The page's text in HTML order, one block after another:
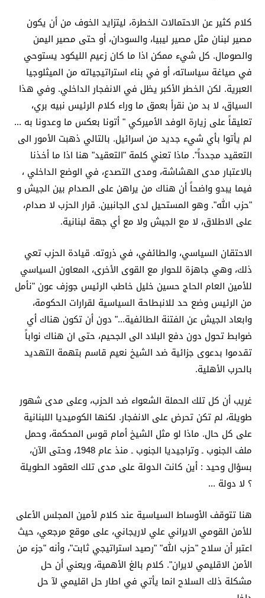
كلام كثير عن الاحتمالات الخطرة، ليتزايد الخوف من أن يكون
مصير لبنان مثل مصير ليبيا، والسودان، أو حتى مصير اليمن
والصومال. كل شيء ممكن اذا ما كان زعيم الليكود يستوحي
في صياغة سياساته، أو في بناء استراتيجياته من الميثلوجيا
العبرية. لكن الخطر الأكبر يظل في الانفجار الداخلي. وفي هذا
السياق، لا بد من نقرأ بعمق ما وراء كلام الرئيس نبيه بري،
تعليقاً على زيارة الوفد الأميركي " أتونا بعكس ما وعدونا به ...
لم يأتوا بأي شيء جديد من اسرائيل. بالتالي ذهبت الأمور الى
التعقيد مجدداً". ماذا تعني كلمة "التعقيد" هنا اذا ما أخذنا
بالاعتبار مدى الهشاشة، ومدى التصدع، في الوضع الداخلي ،
فيما يبدو واضحاً أن هناك من يراهن على الصدام بين الجيش و
"حزب الله". وهو المستحيل لدى الجانبين. قرار الحزب لا صدام،
على الاطلاق، لا مع الجيش ولا مع أي جهة لبنانية.
الاحتقان السياسي، والطائفي، في ذروته. قيادة الحزب تعي
ذلك، وهي جاهزة للحوار مع القوى الأخرى، المعاون السياسي
للأمين العام الحاج حسين خليل خاطب الرئيس جوزف عون "نأمل
من الرئيس وضع حد للانبطاحة السياسية لقرارات الحكومة،
وابعاد الجيش عن الفتنة الطائفية..." دون أن تكون هناك أي
ضوابط تحول دون دفع البلاد الى الجحيم، حتى ان هناك نواباً
تقدموا بدعوى جزائية ضد الشيخ نعيم قاسم بتهمة التهديد
بالحرب الأهلية.
غريب أن كل تلك الحملة الشعواء ضد الحزب، وعلى مدى شهور
طويلة، لم تكن تحرض على الانفجار. لكنها الكوميديا اللبنانية
على كل حال. ماذا لو مثل الشيخ أمام قوس المحكمة، وحمل
ملف الجنوب ـ وتراجيديا الجنوب ـ منذ عام 1948، وحتى الآن،
بسؤال وحيد : أين كانت الدولة على مدى تلك العقود الطويلة
؟ لا دولة ...
هنا تتوقف الأوساط السياسية عند كلام لأمين المجلس الأعلى
للأمن القومي الايراني علي لاريجاني، على موقع مرجعي، حيث
اعتبر أن سلاح "حزب الله" "رصيد استراتيجي ثابت"، وأنه "جزء من
الأمن الاقليمي لايران". كلام بالغ الأهمية، ويعني أن حل
مشكلة ذلك السلاح انما يأتي في اطار حل اقليمي لآ حل